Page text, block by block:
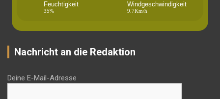
Feuchtigkeit
35%
Windgeschwindigkeit
9.7Km/h
Nachricht an die Redaktion
Deine E-Mail-Adresse